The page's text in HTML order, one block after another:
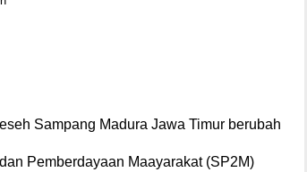
Sampang Madura Jawa Timur berubah
Pemberdayaan Maayarakat (SP2M)